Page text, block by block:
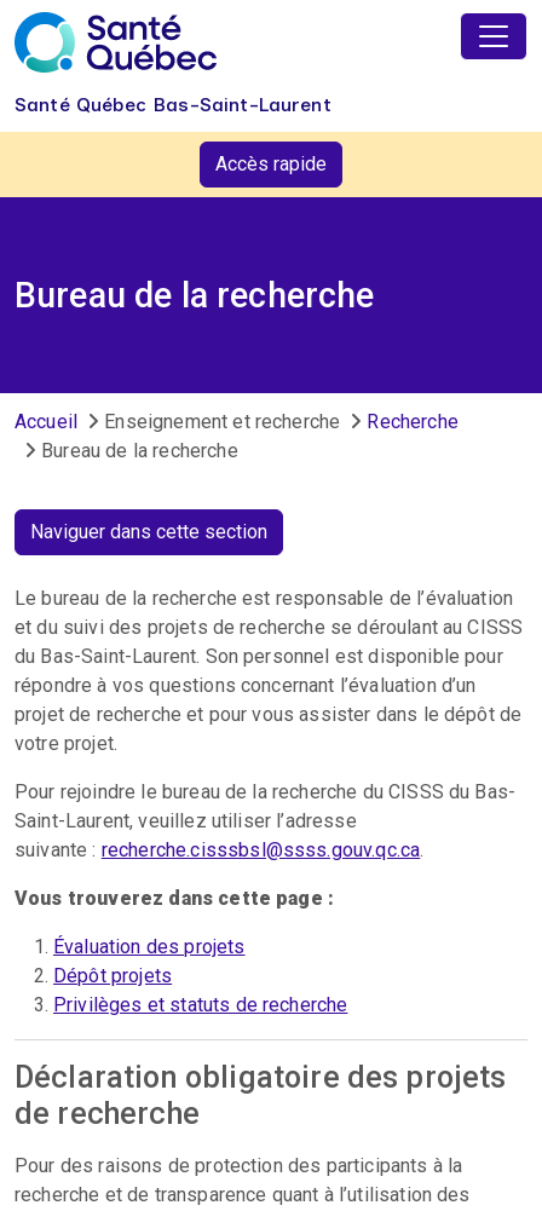
Aller au contenu principal
Santé Québec Bas-Saint-Laurent
Accès rapide
Bureau de la recherche
Fil d'Ariane
Accueil Enseignement et recherche
Recherche
Bureau de la recherche
Naviguer dans cette section
Le bureau de la recherche est responsable de l’évaluation
et du suivi des projets de recherche se déroulant au CISSS
du Bas-Saint-Laurent. Son personnel est disponible pour
répondre à vos questions concernant l’évaluation d’un
projet de recherche et pour vous assister dans le dépôt de
votre projet.
Pour rejoindre le bureau de la recherche du CISSS du Bas-
Saint-Laurent, veuillez utiliser l’adresse
suivante : recherche.cisssbsl@ssss.gouv.qc.ca.
Vous trouverez dans cette page :
Évaluation des projets
Dépôt projets
Privilèges et statuts de recherche
Déclaration obligatoire des projets
de recherche
Pour des raisons de protection des participants à la
recherche et de transparence quant à l’utilisation des